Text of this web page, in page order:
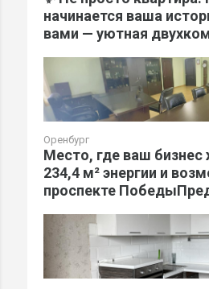
начинается ваша
вами — уютная
Оренбург
Место, где ваш бизнес
234,4 м² энергии и
проспекте